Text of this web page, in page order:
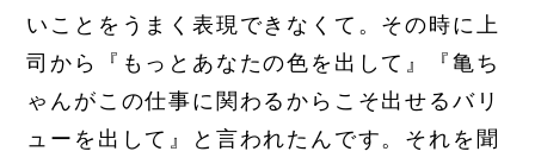
いことをうまく表現できなくて。その時に上
司から『もっとあなたの色を出して』『亀ち
ゃんがこの仕事に関わるからこそ出せるバリ
ューを出して』と言われたんです。それを聞